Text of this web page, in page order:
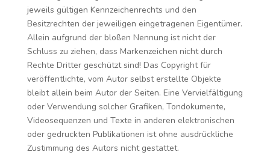
jeweils gültigen Kennzeichenrechts und den
Besitzrechten der jeweiligen eingetragenen Eigentümer.
Allein aufgrund der bloßen Nennung ist nicht der
Schluss zu ziehen, dass Markenzeichen nicht durch
Rechte Dritter geschützt sind! Das Copyright für
veröffentlichte, vom Autor selbst erstellte Objekte
bleibt allein beim Autor der Seiten. Eine Vervielfältigung
oder Verwendung solcher Grafiken, Tondokumente,
Videosequenzen und Texte in anderen elektronischen
oder gedruckten Publikationen ist ohne ausdrückliche
Zustimmung des Autors nicht gestattet.